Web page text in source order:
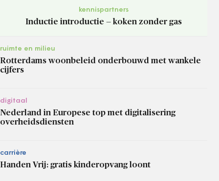
kennispartners
Inductie introductie — koken zonder gas
ruimte en milieu
Rotterdams woonbeleid onderbouwd met wankele
cijfers
digitaal
Nederland in Europese top met digitalisering
overheidsdiensten
carrière
Handen Vrij: gratis kinderopvang loont